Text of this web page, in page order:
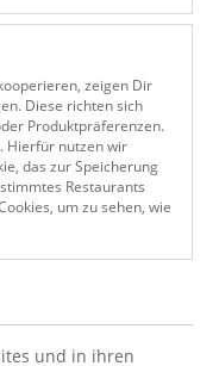
zeigen Dir
Diese richten sich
Produktpräferenzen.
Hierfür nutzen wir
das zur Speicherung
Restaurants
um zu sehen, wie
und in ihren